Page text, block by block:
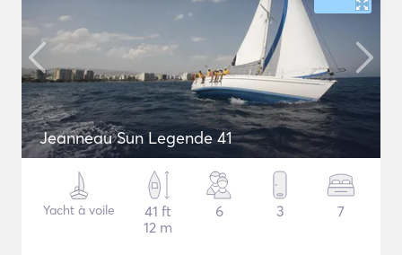
Jeanneau Sun Legende 41
Yacht à voile
41 ft
12 m
6 3 7